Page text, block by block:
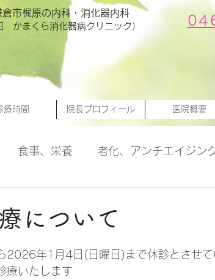
倉市梶原の内科・消化器内科
かまくら消化器病クリニック）
療時間 院長プロフィール 医院概要
食事、栄養 老化、アンチエイジン
について
年1月4日(日曜日)まで休診とさせて
療いたします